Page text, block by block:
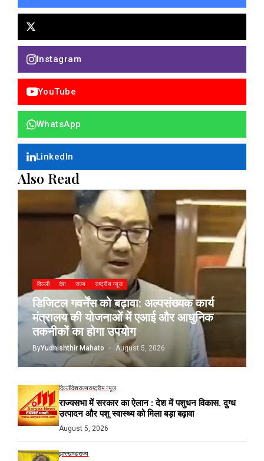
Instagram
YouTube
WhatsApp
LinkedIn
Also Read
दिल्ली देश राज्य राष्ट्रीय न्यूज
डिजिटल गवर्नेंस को बढ़ावा: अल्पसंख्यक कार्य
मंत्रालय की योजनाओं में एआई और आधुनिक
तकनीकों का होगा उपयोग
ByYudhishthir Mahato August 5, 2026
दिल्लीदेशराज्यराष्ट्रीय न्यूज
राज्यसभा में सरकार का ऐलान : देश में पशुधन विकास, दुग्ध
उत्पादन और पशु स्वास्थ्य को मिला बड़ा बढ़ावा
August 5, 2026
झारखण्डराज्य